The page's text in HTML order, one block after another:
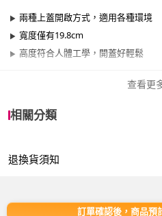
兩種上蓋開啟方式，適用各種環境
寬度僅有19.8cm
高度符合人體工學，開蓋好輕鬆
類型
查看更
相關分類
退換貨須知
訂單確認後，商品預